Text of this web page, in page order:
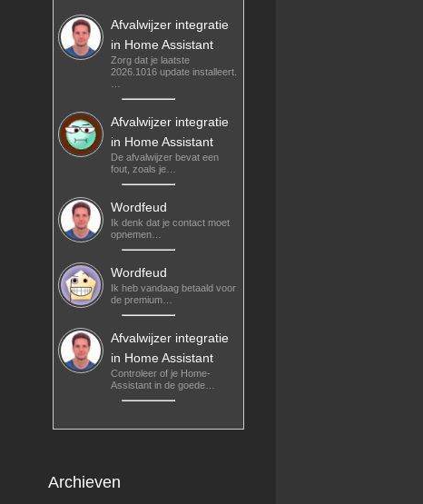
Afvalwijzer integratie
in Home Assistant
Zorg dat je laatste
2026.1016 update installeert.
Afvalwijzer integratie
in Home Assistant
De afvalwijzer bevat een
fout, zoals je…
Wordfeud
Ik denk dat je contact moet
opnemen…
Wordfeud
Ik heb vandaag betaald voor
de premium…
Afvalwijzer integratie
in Home Assistant
Controleer of je Home-
Assistant in de goede…
Archieven